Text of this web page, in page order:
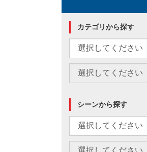
カテゴリから探す
シーンから探す